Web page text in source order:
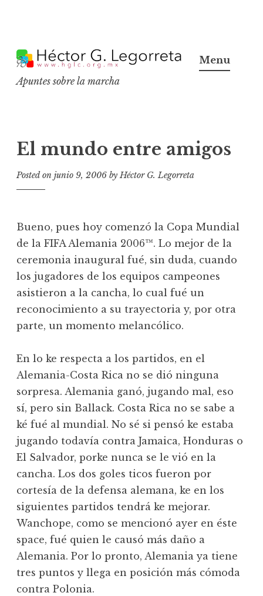
k
p
c
o
n
t
n
t
Apuntes sobre la marcha
Menu
El mundo entre amigos
Posted on junio 9, 2006 byHéctor G. Legorreta
Bueno, pues hoy comenzó la Copa Mundial
de la FIFA Alemania 2006™. Lo mejor de la
ceremonia inaugural fué, sin duda, cuando
los jugadores de los equipos campeones
asistieron a la cancha, lo cual fué un
reconocimiento a su trayectoria y, por otra
parte, un momento melancólico.
En lo ke respecta a los partidos, en el
Alemania-Costa Rica no se dió ninguna
sorpresa. Alemania ganó, jugando mal, eso
sí, pero sin Ballack. Costa Rica no se sabe a
ké fué al mundial. No sé si pensó ke estaba
jugando todavía contra Jamaica, Honduras o
El Salvador, porke nunca se le vió en la
cancha. Los dos goles ticos fueron por
cortesía de la defensa alemana, ke en los
siguientes partidos tendrá ke mejorar.
Wanchope, como se mencionó ayer en éste
space, fué quien le causó más daño a
Alemania. Por lo pronto, Alemania ya tiene
tres puntos y llega en posición más cómoda
contra Polonia.